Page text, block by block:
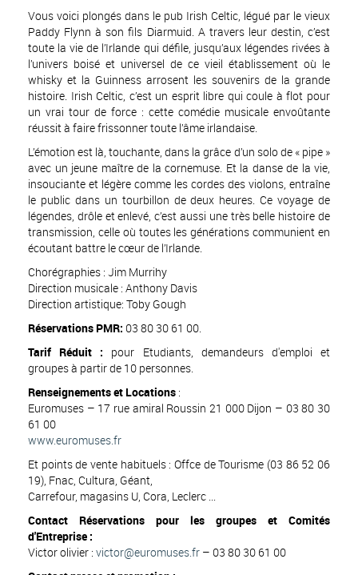
Vous voici plongés dans le pub Irish Celtic, légué par le vieux
Paddy Flynn à son fils Diarmuid. A travers leur destin, c’est
toute la vie de l’Irlande qui défile, jusqu’aux légendes rivées à
l’univers boisé et universel de ce vieil établissement où le
whisky et la Guinness arrosent les souvenirs de la grande
histoire. Irish Celtic, c’est un esprit libre qui coule à flot pour
un vrai tour de force : cette comédie musicale envoûtante
réussit à faire frissonner toute l’âme irlandaise.
L’émotion est là, touchante, dans la grâce d’un solo de « pipe »
avec un jeune maître de la cornemuse. Et la danse de la vie,
insouciante et légère comme les cordes des violons, entraîne
le public dans un tourbillon de deux heures. Ce voyage de
légendes, drôle et enlevé, c’est aussi une très belle histoire de
transmission, celle où toutes les générations communient en
écoutant battre le cœur de l’Irlande.
Chorégraphies : Jim Murrihy
Direction musicale : Anthony Davis
Direction artistique: Toby Gough
Réservations PMR: 03 80 30 61 00.
Tarif Réduit : pour Etudiants, demandeurs d'emploi et
groupes à partir de 10 personnes.
Renseignements et Locations :
Euromuses – 17 rue amiral Roussin 21 000 Dijon – 03 80 30
61 00
www.euromuses.fr
Et points de vente habituels : Offce de Tourisme (03 86 52 06
19), Fnac, Cultura, Géant,
Carrefour, magasins U, Cora, Leclerc ...
Contact Réservations pour les groupes et Comités
d'Entreprise :
Victor olivier : victor@euromuses.fr – 03 80 30 61 00